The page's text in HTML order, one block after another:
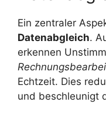
Ein zentraler
Datenabgleich.
erkennen
Echtzeit. Dies
und beschleunigt